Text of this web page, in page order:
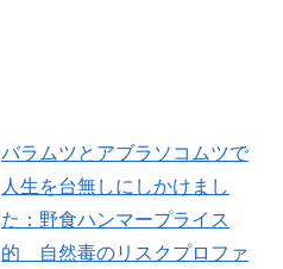
バラムツとアブラソコムツで
人生を台無しにしかけまし
た：野食ハンマープライス
的 自然毒のリスクプロファ